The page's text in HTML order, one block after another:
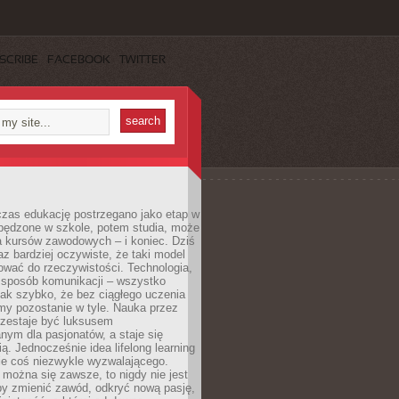
FACEBOOK TWITTER
edukację postrzegano jako etap w
w szkole, potem studia, może
kursów zawodowych – i koniec. Dziś
bardziej oczywiste, że taki model
do rzeczywistości. Technologia,
komunikacji – wszystko
szybko, że bez ciągłego uczenia
pozostanie w tyle. Nauka przez
być luksusem
dla pasjonatów, a staje się
Jednocześnie idea lifelong learning
coś niezwykle wyzwalającego.
się zawsze, to nigdy nie jest
zmienić zawód, odkryć nową pasję,